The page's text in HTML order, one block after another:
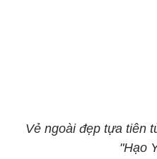
Vẻ ngoài đẹp tựa tiên
"Hạo